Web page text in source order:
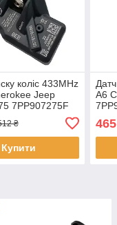
коліс 433MHz
Jeep
7PP907275F
36106877937
₴
Купити
A6
465